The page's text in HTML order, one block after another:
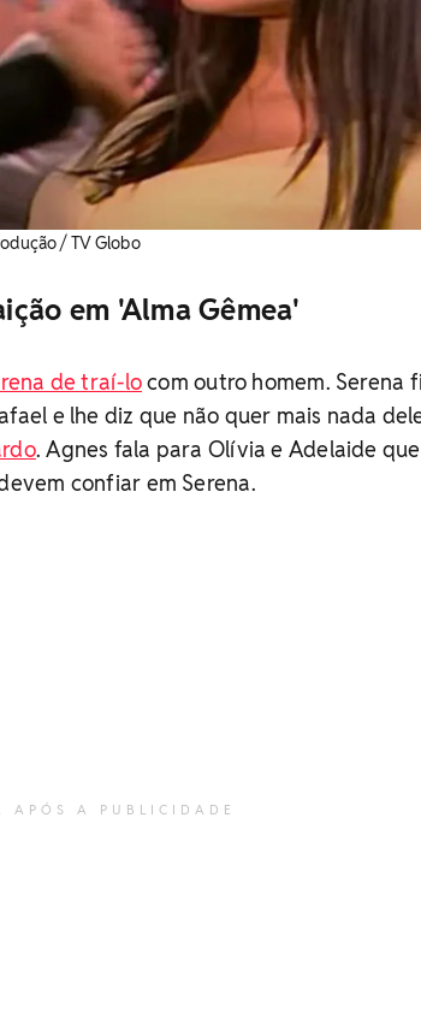
/ TV Globo
em 'Alma Gêmea'
de traí-locom outro homem. Serena
e lhe diz que não quer mais nada
. Agnes fala para Olívia e Adelaide
confiar em Serena.
APÓS A PUBLICIDADE